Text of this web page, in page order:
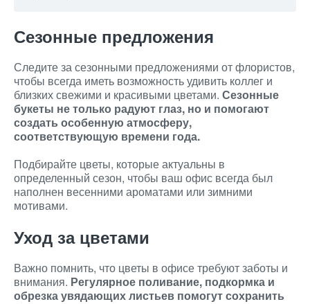
Сезонные предложения
Следите за сезонными предложениями от флористов,
чтобы всегда иметь возможность удивить коллег и
близких свежими и красивыми цветами. Сезонные
букеты не только радуют глаз, но и помогают
создать особенную атмосферу,
соответствующую времени года.
Подбирайте цветы, которые актуальны в
определенный сезон, чтобы ваш офис всегда был
наполнен весенними ароматами или зимними
мотивами.
Уход за цветами
Важно помнить, что цветы в офисе требуют заботы и
внимания. Регулярное поливание, подкормка и
обрезка увядающих листьев помогут сохранить